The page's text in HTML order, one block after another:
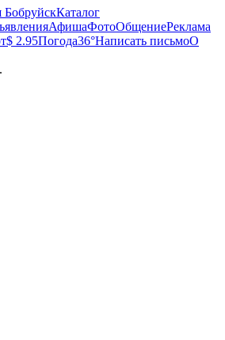
Каталог
АфишаФотоОбщениеРеклама
$ 2.95Погода36°Написать письмоО